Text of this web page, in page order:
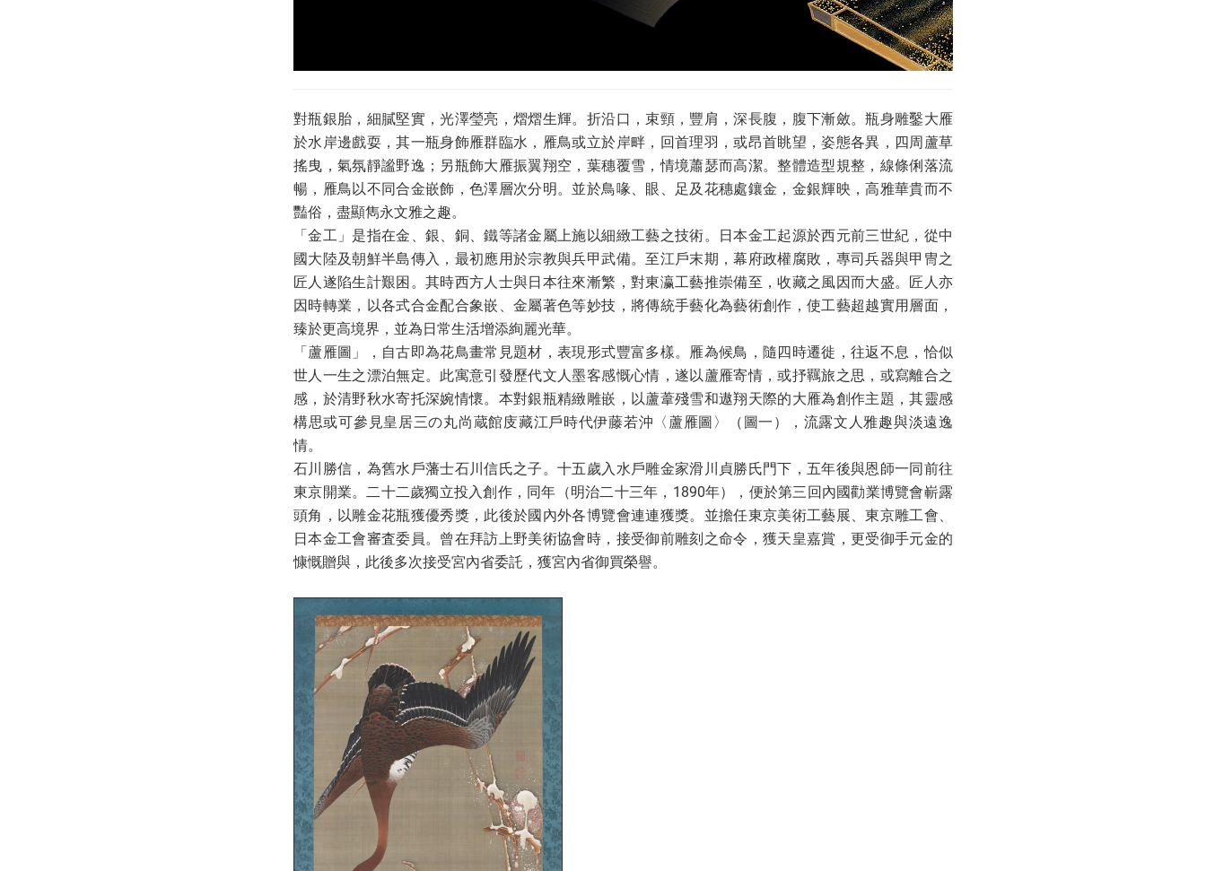
對瓶銀胎，細膩堅實，光澤瑩亮，熠熠生輝。折沿口，束頸，豐肩，深長腹，腹下漸斂。瓶身雕鑿大雁
於水岸邊戲耍，其一瓶身飾雁群臨水，雁鳥或立於岸畔，回首理羽，或昂首眺望，姿態各異，四周蘆草
搖曳，氣氛靜謐野逸；另瓶飾大雁振翼翔空，葉穗覆雪，情境蕭瑟而高潔。整體造型規整，線條俐落流
暢，雁鳥以不同合金嵌飾，色澤層次分明。並於鳥喙、眼、足及花穗處鑲金，金銀輝映，高雅華貴而不
豔俗，盡顯雋永文雅之趣。
「金工」是指在金、銀、銅、鐵等諸金屬上施以細緻工藝之技術。日本金工起源於西元前三世紀，從中
國大陸及朝鮮半島傳入，最初應用於宗教與兵甲武備。至江戶末期，幕府政權腐敗，專司兵器與甲冑之
匠人遂陷生計艱困。其時西方人士與日本往來漸繁，對東瀛工藝推崇備至，收藏之風因而大盛。匠人亦
因時轉業，以各式合金配合象嵌、金屬著色等妙技，將傳統手藝化為藝術創作，使工藝超越實用層面，
臻於更高境界，並為日常生活增添絢麗光華。
「蘆雁圖」，自古即為花鳥畫常見題材，表現形式豐富多樣。雁為候鳥，隨四時遷徙，往返不息，恰似
世人一生之漂泊無定。此寓意引發歷代文人墨客感慨心情，遂以蘆雁寄情，或抒羈旅之思，或寫離合之
感，於清野秋水寄托深婉情懷。本對銀瓶精緻雕嵌，以蘆葦殘雪和遨翔天際的大雁為創作主題，其靈感
構思或可參見皇居三の丸尚蔵館庋藏江戶時代伊藤若沖〈蘆雁圖〉（圖一），流露文人雅趣與淡遠逸
情。
石川勝信，為舊水戶藩士石川信氏之子。十五歲入水戶雕金家滑川貞勝氏門下，五年後與恩師一同前往
東京開業。二十二歲獨立投入創作，同年（明治二十三年，1890年），便於第三回內國勸業博覽會嶄露
頭角，以雕金花瓶獲優秀獎，此後於國內外各博覽會連連獲獎。並擔任東京美術工藝展、東京雕工會、
日本金工會審査委員。曾在拜訪上野美術協會時，接受御前雕刻之命令，獲天皇嘉賞，更受御手元金的
慷慨贈與，此後多次接受宮內省委託，獲宮內省御買榮譽。